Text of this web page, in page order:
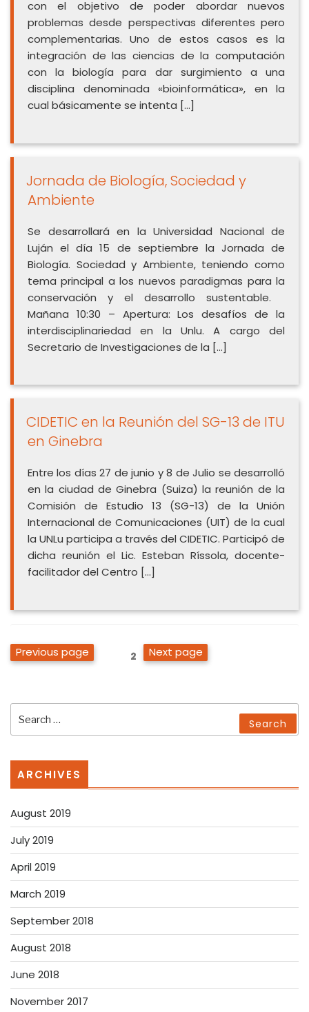
con el objetivo de poder abordar nuevos
problemas desde perspectivas diferentes pero
complementarias. Uno de estos casos es la
integración de las ciencias de la computación
con la biología para dar surgimiento a una
disciplina denominada «bioinformática», en la
cual básicamente se intenta […]
Jornada de Biología, Sociedad y
Ambiente
Se desarrollará en la Universidad Nacional de
Luján el día 15 de septiembre la Jornada de
Biología. Sociedad y Ambiente, teniendo como
tema principal a los nuevos paradigmas para la
conservación y el desarrollo sustentable.
Mañana 10:30 – Apertura: Los desafíos de la
interdisciplinariedad en la Unlu. A cargo del
Secretario de Investigaciones de la […]
CIDETIC en la Reunión del SG-13 de ITU
en Ginebra
Entre los días 27 de junio y 8 de Julio se desarrolló
en la ciudad de Ginebra (Suiza) la reunión de la
Comisión de Estudio 13 (SG-13) de la Unión
Internacional de Comunicaciones (UIT) de la cual
la UNLu participa a través del CIDETIC. Participó de
dicha reunión el Lic. Esteban Ríssola, docente-
facilitador del Centro […]
Posts
Previous page 2 Next page
for:
Search
ARCHIVES
August 2019
July 2019
April 2019
March 2019
September 2018
August 2018
June 2018
November 2017